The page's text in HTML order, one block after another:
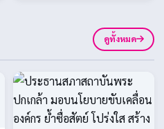
ดูทั้งหมด